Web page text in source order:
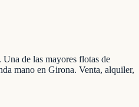
de las mayores flotas de
mano en Girona. Venta, alquiler,